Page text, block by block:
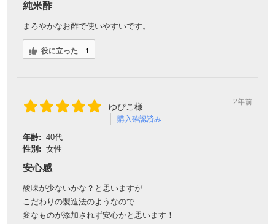
純米酢
まろやかなお酢で使いやすいです。
役に立った 1
ゆぴこ様
購入確認済み
2年前
年齢: 40代
性別: 女性
安心感
酸味が少ないかな？と思いますが
こだわりの製造法のようなので
変なものが添加されず安心かと思います！